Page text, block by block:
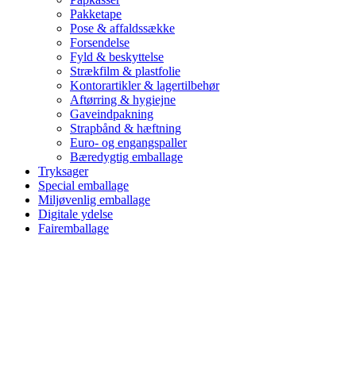
Pakketape
Pose & affaldssække
Forsendelse
Fyld & beskyttelse
Strækfilm & plastfolie
Kontorartikler & lagertilbehør
Aftørring & hygiejne
Gaveindpakning
Strapbånd & hæftning
Euro- og engangspaller
Bæredygtig emballage
Tryksager
Special emballage
Miljøvenlig emballage
Digitale ydelse
Fairemballage